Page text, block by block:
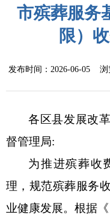
市殡葬服务
限）
发布时间： 2026-06-05浏
各区县发展改
督管理局:
为推进殡葬收
理，规范殡葬服务
业健康发展。根据